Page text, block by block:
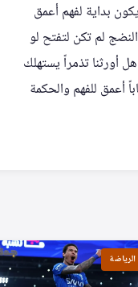
بداية لفهم أعمق
لم تكن لتفتح لو
أورثنا تذمراً يستهلك
أعمق للفهم والحكمة
الرياضة